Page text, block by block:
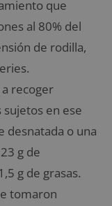
que
al 80% del
de rodilla,
recoger
en ese
o una
g de
g de grasas.
tomaron